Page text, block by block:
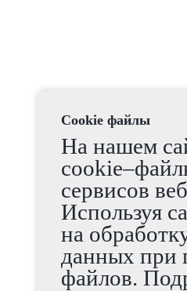
Cookie файлы
На нашем
сервисов
Используя
на
данных при
файлов.